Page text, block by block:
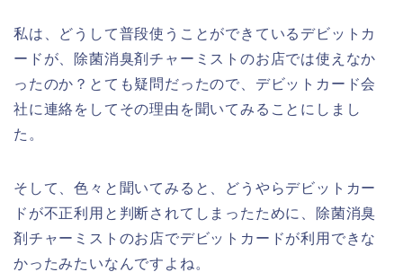
私は、どうして普段使うことができているデビットカ
ードが、除菌消臭剤チャーミストのお店では使えなか
ったのか？とても疑問だったので、デビットカード会
社に連絡をしてその理由を聞いてみることにしまし
た。
そして、色々と聞いてみると、どうやらデビットカー
ドが不正利用と判断されてしまったために、除菌消臭
剤チャーミストのお店でデビットカードが利用できな
かったみたいなんですよね。